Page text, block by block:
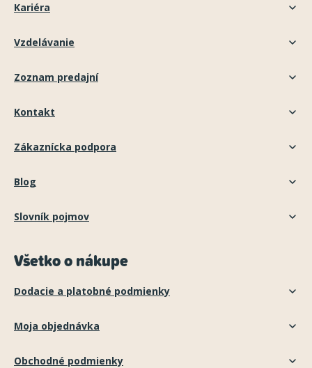
Kariéra
Vzdelávanie
Zoznam predajní
Kontakt
Zákaznícka podpora
Blog
Slovník pojmov
Všetko o nákupe
Dodacie a platobné podmienky
Moja objednávka
Obchodné podmienky